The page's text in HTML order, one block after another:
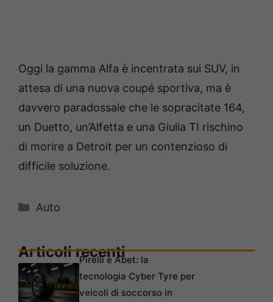
Oggi la gamma Alfa è incentrata sui SUV, in
attesa di una nuova coupé sportiva, ma è
davvero paradossale che le sopracitate 164,
un Duetto, un’Alfetta e una Giulia TI rischino
di morire a Detroit per un contenzioso di
difficile soluzione.
Categorie
Auto
Articoli recenti
Pirelli e Abet: la
tecnologia Cyber Tyre per
veicoli di soccorso in